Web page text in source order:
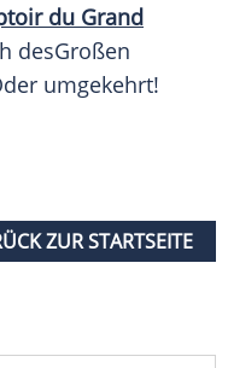
du Grand
desGroßen
umgekehrt!
ZUR STARTSEITE